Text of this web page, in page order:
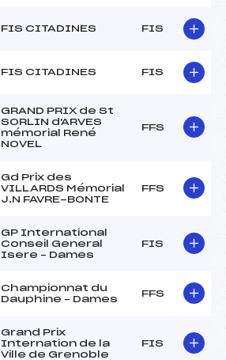
FIS CITADINES FIS
FIS CITADINES FIS
GRAND PRIX de St
SORLIN d'ARVES
mémorial René
NOVEL
FFS
Gd Prix des
VILLARDS Mémorial
J.N FAVRE-BONTE
FFS
GP International
Conseil General
Isere – Dames
FIS
Championnat du
Dauphine – Dames
FFS
Grand Prix
Internation de la
Ville de Grenoble
FIS